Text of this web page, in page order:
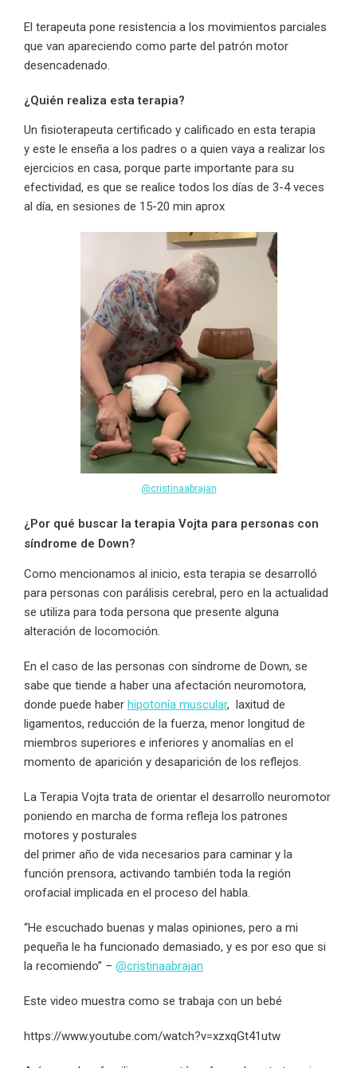
El terapeuta pone resistencia a los movimientos parciales
que van apareciendo como parte del patrón motor
desencadenado.
¿Quién realiza esta terapia?
Un fisioterapeuta certificado y calificado en esta terapia
y este le enseña a los padres o a quien vaya a realizar los
ejercicios en casa, porque parte importante para su
efectividad, es que se realice todos los días de 3-4 veces
al día, en sesiones de 15-20 min aprox
@cristinaabrajan
¿Por qué buscar la terapia Vojta para personas con
síndrome de Down?
Como mencionamos al inicio, esta terapia se desarrolló
para personas con parálisis cerebral, pero en la actualidad
se utiliza para toda persona que presente alguna
alteración de locomoción.
En el caso de las personas con síndrome de Down, se
sabe que tiende a haber una afectación neuromotora,
donde puede haber hipotonía muscular, laxitud de
ligamentos, reducción de la fuerza, menor longitud de
miembros superiores e inferiores y anomalías en el
momento de aparición y desaparición de los reflejos.
La Terapia Vojta trata de orientar el desarrollo neuromotor
poniendo en marcha de forma refleja los patrones
motores y posturales
del primer año de vida necesarios para caminar y la
función prensora, activando también toda la región
orofacial implicada en el proceso del habla.
“He escuchado buenas y malas opiniones, pero a mi
pequeña le ha funcionado demasiado, y es por eso que si
la recomiendo” – @cristinaabrajan
Este video muestra como se trabaja con un bebé
https://www.youtube.com/watch?v=xzxqGt41utw